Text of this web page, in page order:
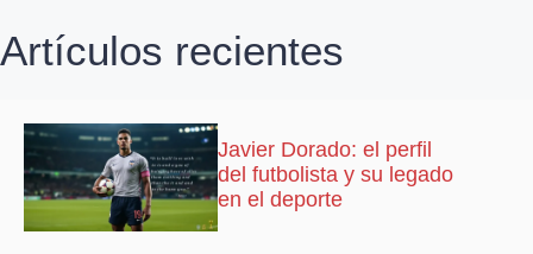
Artículos recientes
Javier Dorado: el perfil
del futbolista y su legado
en el deporte